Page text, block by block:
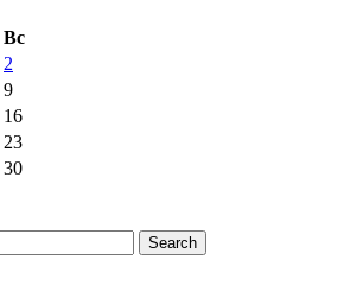
Вс
2
9
16
23
30
Search